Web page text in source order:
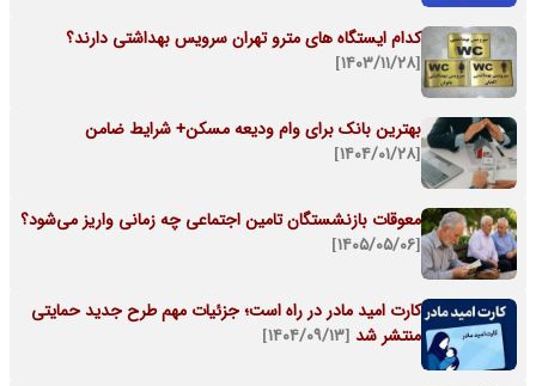
کدام ایستگاه های مترو تهران سرویس بهداشتی دارند؟
[۱۴۰۳/۱۱/۲۸]
بهترین بانک برای وام ودیعه مسکن+ شرایط ضامن
[۱۴۰۴/۰۱/۲۸]
معوقات بازنشستگان تامین اجتماعی چه زمانی واریز می‌شود؟
[۱۴۰۵/۰۵/۰۶]
کارت امید مادر در راه است؛ جزئیات مهم طرح جدید حمایتی
منتشر شد [۱۴۰۴/۰۹/۱۳]